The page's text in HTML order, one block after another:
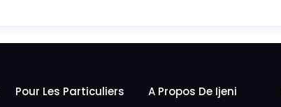
Pour Les Particuliers
A Propos De Ijeni